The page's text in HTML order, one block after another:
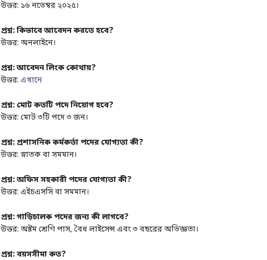
উত্তর: ১৬ নভেম্বর ২০২৫।
প্রশ্ন: কিভাবে আবেদন করতে হবে?
উত্তর: অনলাইনে।
প্রশ্ন: আবেদন লিংক কোথায়?
উত্তর: এখানে
প্রশ্ন: মোট কতটি পদে নিয়োগ হবে?
উত্তর: মোট ৩টি পদে ৩ জন।
প্রশ্ন: প্রশাসনিক কর্মকর্তা পদের যোগ্যতা কী?
উত্তর: স্নাতক বা সমমান।
প্রশ্ন: অফিস সহকারী পদের যোগ্যতা কী?
উত্তর: এইচএসসি বা সমমান।
প্রশ্ন: গাড়িচালক পদের জন্য কী লাগবে?
উত্তর: অষ্টম শ্রেণি পাস, বৈধ লাইসেন্স এবং ৩ বছরের অভিজ্ঞতা।
প্রশ্ন: বয়সসীমা কত?